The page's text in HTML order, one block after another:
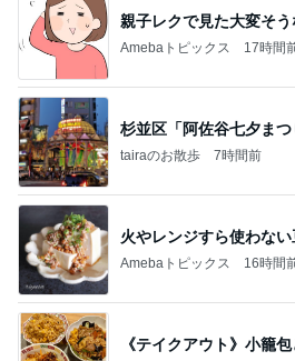
親子レクで見た大変そ
Amebaトピックス 17時間
杉並区「阿佐谷七夕ま
tairaのお散歩 7時間前
火やレンジすら使わな
Amebaトピックス 16時間
《テイクアウト》小籠